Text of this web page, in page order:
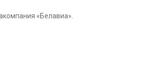
«Белавиа».